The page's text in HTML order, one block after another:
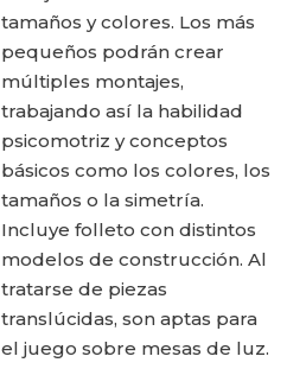
tamaños y colores. Los más
pequeños podrán crear
múltiples montajes,
trabajando así la habilidad
psicomotriz y conceptos
básicos como los colores, los
tamaños o la simetría.
Incluye folleto con distintos
modelos de construcción. Al
tratarse de piezas
translúcidas, son aptas para
el juego sobre mesas de luz.